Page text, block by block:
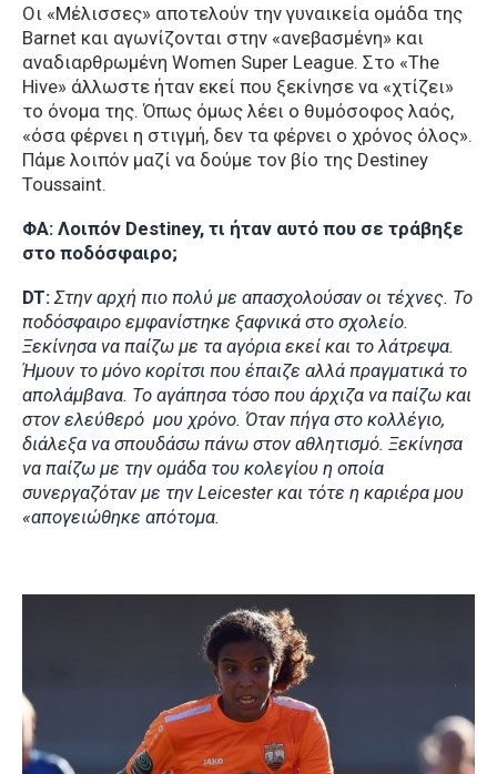
Οι «Μέλισσες» αποτελούν την γυναικεία ομάδα της
Barnet και αγωνίζονται στην «ανεβασμένη» και
αναδιαρθρωμένη Women Super League. Στο «The
Hive» άλλωστε ήταν εκεί που ξεκίνησε να «χτίζει»
το όνομα της. Όπως όμως λέει ο θυμόσοφος λαός,
«όσα φέρνει η στιγμή, δεν τα φέρνει ο χρόνος όλος».
Πάμε λοιπόν μαζί να δούμε τον βίο της Destiney
Toussaint.
ΦΑ: Λοιπόν Destiney, τι ήταν αυτό που σε τράβηξε
στο ποδόσφαιρο;
DT: Στην αρχή πιο πολύ με απασχολούσαν οι τέχνες. Το
ποδόσφαιρο εμφανίστηκε ξαφνικά στο σχολείο.
Ξεκίνησα να παίζω με τα αγόρια εκεί και το λάτρεψα.
Ήμουν το μόνο κορίτσι που έπαιζε αλλά πραγματικά το
απολάμβανα. Το αγάπησα τόσο που άρχιζα να παίζω και
στον ελεύθερό μου χρόνο. Όταν πήγα στο κολλέγιο,
διάλεξα να σπουδάσω πάνω στον αθλητισμό. Ξεκίνησα
να παίζω με την ομάδα του κολεγίου η οποία
συνεργαζόταν με την Leicester και τότε η καριέρα μου
«απογειώθηκε απότομα.